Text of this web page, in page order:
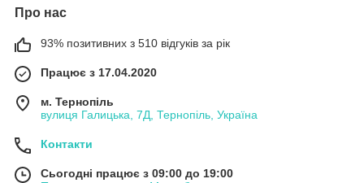
Про нас
93% позитивних з 510 відгуків за рік
Працює з 17.04.2020
м. Тернопіль
вулиця Галицька, 7Д, Тернопіль, Україна
Контакти
Сьогодні працює з 09:00 до 19:00